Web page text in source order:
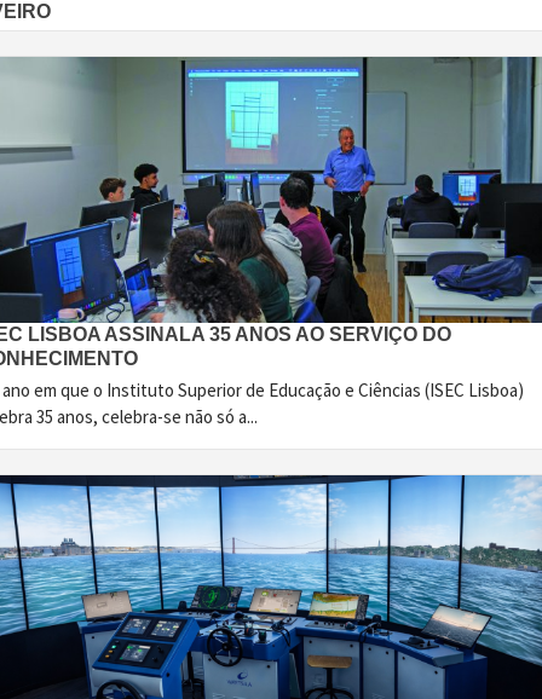
LISBOA ASSINALA 35 ANOS AO SERVIÇO DO
em que o Instituto Superior de Educação e Ciências (ISEC Lisboa)
35 anos, celebra-se não só a...